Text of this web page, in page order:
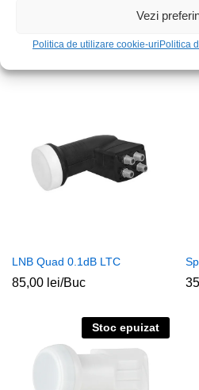
Vezi
Politica de utilizare cookie-uriPolitica
17,00lei /Buc
LNB Quad 0.1dB LTC
85,00 lei/Buc
Stoc epuizat